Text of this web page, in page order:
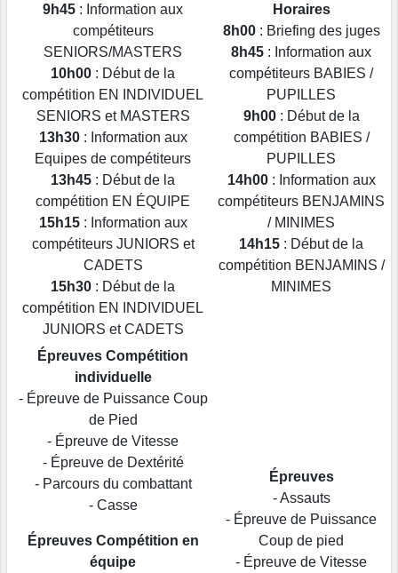
9h45 : Information aux
compétiteurs
SENIORS/MASTERS
10h00 : Début de la
compétition EN INDIVIDUEL
SENIORS et MASTERS
13h30: Information aux
Equipes de compétiteurs
13h45 : Début de la
compétition EN ÉQUIPE
15h15 : Information aux
compétiteurs JUNIORS et
CADETS
15h30 : Début de la
compétition EN INDIVIDUEL
JUNIORS et CADETS
Horaires
8h00: Briefing des juges
8h45 : Information aux
compétiteurs BABIES /
PUPILLES
9h00: Début de la
compétition BABIES /
PUPILLES
14h00: Information aux
compétiteurs BENJAMINS
/ MINIMES
14h15 : Début de la
compétition BENJAMINS /
MINIMES
Épreuves Compétition
individuelle
- Épreuve de Puissance Coup
de Pied
- Épreuve de Vitesse
- Épreuve de Dextérité
- Parcours du combattant
- Casse
Épreuves Compétition en
équipe
Épreuves
- Assauts
- Épreuve de Puissance
Coup de pied
- Épreuve de Vitesse